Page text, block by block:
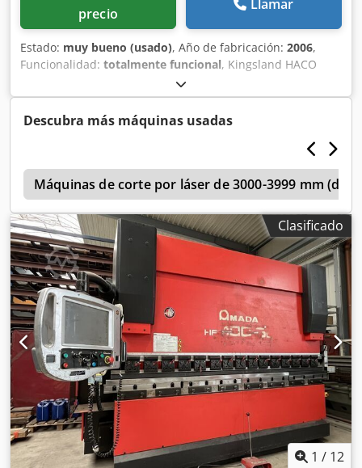
precio
Llamar
Estado: muy bueno (usado), Año de fabricación: 2006,
Funcionalidad: totalmente funcional, Kingsland HACO
ERMS 30 – 100 Prensa Plegadora CNC Modelo: ERMS 30 –
100 Año: 2006 Control: ATS 560 Chodpfxowwvx Dj Akbja
Capacidad: 100 toneladas × 3100mm Longitud máxima de
plegado: 3100mm Distancia entre montantes: 2550mm
Máquina equipada con: Barreras de luz de seguridad
Utillaje superior e inferior de longitud completa
Descubra más máquinas usadas
Máquinas de corte por láser de 3000-3999 mm
Clasificado
1 / 12